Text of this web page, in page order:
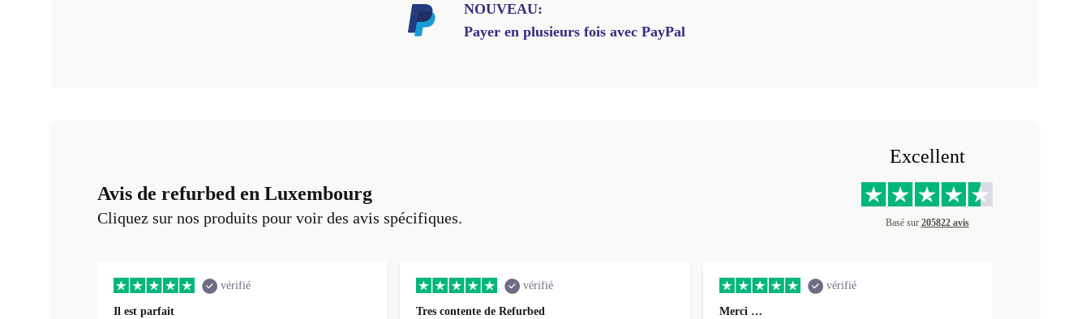
NOUVEAU:
Payer en plusieurs fois avec PayPal
Avis de refurbed en Luxembourg
Cliquez sur nos produits pour voir des avis spécifiques.
Excellent
Basé sur 205822 avis
vérifié
Il est parfait
vérifié
Tres contente de Refurbed
vérifié
Merci …